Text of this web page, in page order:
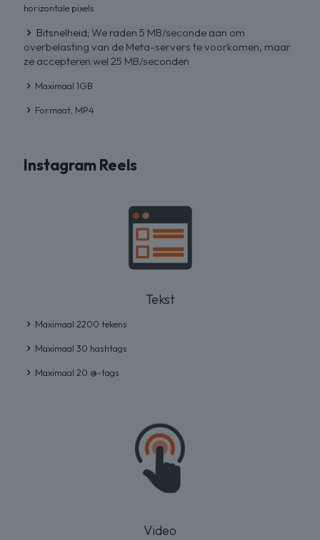
horizontale pixels
Bitsnelheid; We raden 5 MB/seconde aan om
overbelasting van de Meta-servers te voorkomen, maar
ze accepteren wel 25 MB/seconden
Maximaal 1GB
Formaat; MP4
Instagram Reels
Tekst
Maximaal 2200 tekens
Maximaal 30 hashtags
Maximaal 20 @-tags
Video